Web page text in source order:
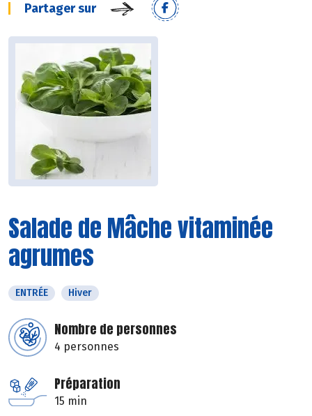
Partager sur
Salade de Mâche vitaminée
agrumes
ENTRÉE Hiver
Nombre de personnes
4 personnes
Préparation
15 min